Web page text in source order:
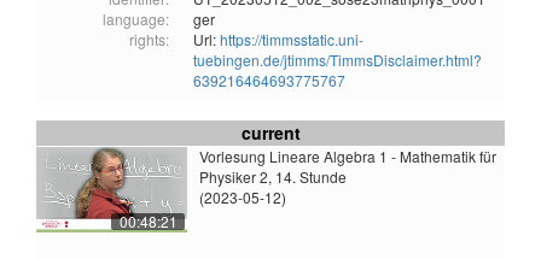
language:
ger
rights:
Url:https://timmsstatic.uni-
tuebingen.de/jtimms/TimmsDisclaimer.html?
639216464693775767
current
00:48:21
Vorlesung Lineare Algebra 1 - Mathematik für
Physiker 2, 14. Stunde
(2023-05-12)